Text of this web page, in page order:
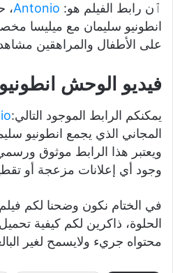
ٱن رابط الفيلم هو: Antonio،
انطونيو سليمان مع ميليسا
على الأطفال والمراهقين
فيديو الوحش انطونيو
يمكنكم الرابط الموجود التالي:
المجاني الذي يجمع انطونيو
ويعتبر هذا الرابط موثوق
وجود أي إعلانات مزعجة أو
في الختام نكون وضحنا لكم
الحلوة، ذاكرين لكم كيفية
محتواه جريء ولايسمح لغير